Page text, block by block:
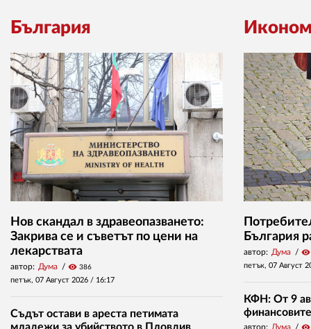
България
Нов скандал в здравеопазването:
Закрива се и съветът по цени на
лекарствата
автор: Дума visibility 386
петък, 07 Август 2026 / 16:17
Съдът остави в ареста петимата
България
автор: Дума visibility
петък, 07 Август
КФН: От 9
автор: Дума